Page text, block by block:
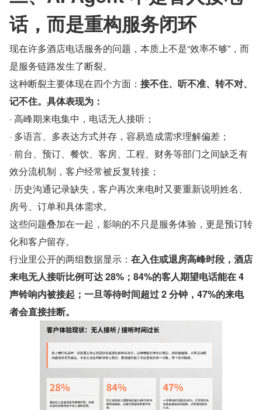
话，而是重构服务闭环
现在许多酒店电话服务的问题，本质上不是“效率不够”，而
是服务链路发生了断裂。
这种断裂主要体现在四个方面： 接不住、听不准、转不对、
记不住。具体表现为：
· 高峰期来电集中，电话无人接听；
· 多语言、多表达方式并存，容易造成需求理解偏差；
· 前台、预订、餐饮、客房、工程、财务等部门之间缺乏有
效分流机制，客户经常被反复转接；
· 历史沟通记录缺失，客户再次来电时又要重新说明姓名、
房号、订单和具体需求。
这些问题叠加在一起，影响的不只是服务体验，更是预订转
化和客户留存。
行业里公开的两组数据显示： 在入住或退房高峰时段，酒店
来电无人接听比例可达 28%；84%的客人期望电话能在 4
声铃响内被接起；一旦等待时间超过 2 分钟，47%的来电
者会直接挂断。